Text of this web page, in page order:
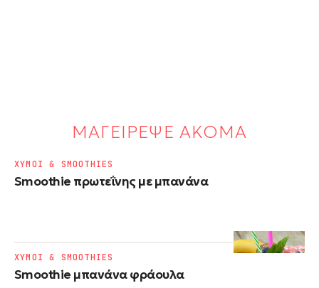
ΜΑΓΕΙΡΕΨΕ ΑΚΟΜΑ
Smoothie πρωτεΐνης με μπανάνα
ΧΥΜΟΙ & SMOOTHIES
Smoothie μπανάνα φράουλα
ΧΥΜΟΙ & SMOOTHIES